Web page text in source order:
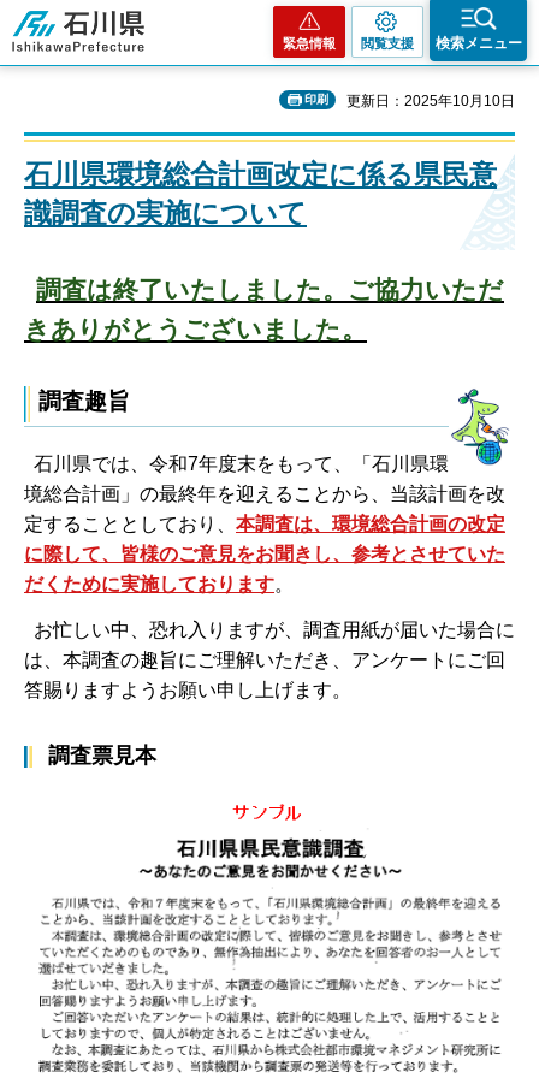
石川県
緊急情報 閲覧支援 検索メニュー
印刷 更新日：2025年10月10日
石川県環境総合計画改定に係る県民意
識調査の実施について
調査は終了いたしました。ご協力いただ
きありがとうございました。
調査趣旨
石川県では、令和7年度末をもって、「石川県環
境総合計画」の最終年を迎えることから、当該計画を改
定することとしており、 本調査は、環境総合計画の改定
に際して、皆様のご意見をお聞きし、参考とさせていた
だくために実施しております。
お忙しい中、恐れ入りますが、調査用紙が届いた場合に
は、本調査の趣旨にご理解いただき、アンケートにご回
答賜りますようお願い申し上げます。
調査票見本